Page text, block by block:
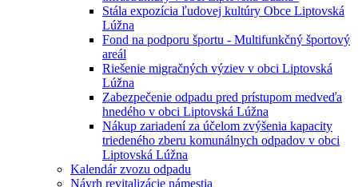
Stála expozícia ľudovej kultúry Obce Liptovská
Lúžna
Fond na podporu športu - Multifunkčný športový
areál
Riešenie migračných výziev v obci Liptovská
Lúžna
Zabezpečenie odpadu pred prístupom medveďa
hnedého v obci Liptovská Lúžna
Nákup zariadení za účelom zvýšenia kapacity
triedeného zberu komunálnych odpadov v obci
Liptovská Lúžna
Kalendár zvozu odpadu
Návrh revitalizácie námestia